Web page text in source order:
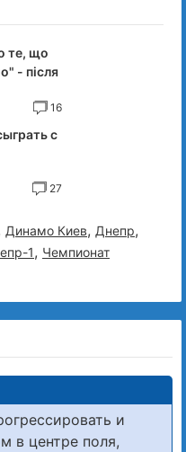
те, що
- після
16
с
27
Динамо Киев, Днепр,
1, Чемпионат
и
в центре поля,